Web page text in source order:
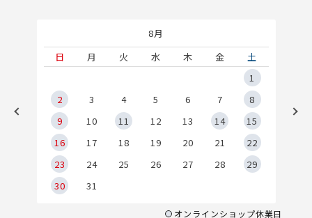
8月
日
月 火 水 木 金
土
1
2
3 4 5 6 7
8
9
10 11 12 13 14
15
16
17 18 19 20 21
22
23
24 25 26 27 28
29
30
31
オンラインショップ休業日